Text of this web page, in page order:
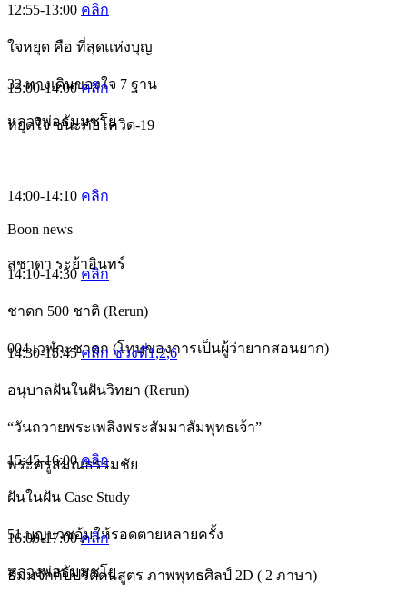
12:55-13:00 คลิก
ใจหยุด คือ ที่สุดแห่งบุญ
32 ทางเดินของใจ 7 ฐาน
หลวงพ่อธัมมชโย
13:00-14:00คลิก
หยุดใจ ชนะภัยโควิด-19
14:00-14:10 คลิก
Boon news
สุชาดา ระย้าอินทร์
14:10-14:30คลิก
ชาดก 500 ชาติ (Rerun)
004 เวฬุกะชาดก (โทษของการเป็นผู้ว่ายากสอนยาก)
14:30-15:45คลิก ช่วงที่1,2,6
อนุบาลฝันในฝันวิทยา (Rerun)
“วันถวายพระเพลิงพระสัมมาสัมพุทธเจ้า”
พระครูสมณธรรมชัย
15:45-16:00คลิก
ฝันในฝัน Case Study
51 บุญบวชอุ้มให้รอดตายหลายครั้ง
หลวงพ่อธัมมชโย
16:00-17:00คลิก
ธัมมจักกัปปวัตตนสูตร ภาพพุทธศิลป์ 2D ( 2 ภาษา)